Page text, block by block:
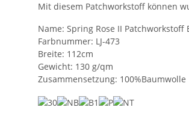
Mit diesem Patchworkstoff können
Name: Spring Rose II
Farbnummer: LJ-473
Breite: 112cm
Gewicht: 130 g/qm
Zusammensetzung: 100%Baumwolle